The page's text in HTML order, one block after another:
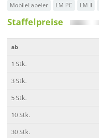
MobileLabeler
LM PC LM II
Staffelpreise
ab
1 Stk.
3 Stk.
5 Stk.
10 Stk.
30 Stk.